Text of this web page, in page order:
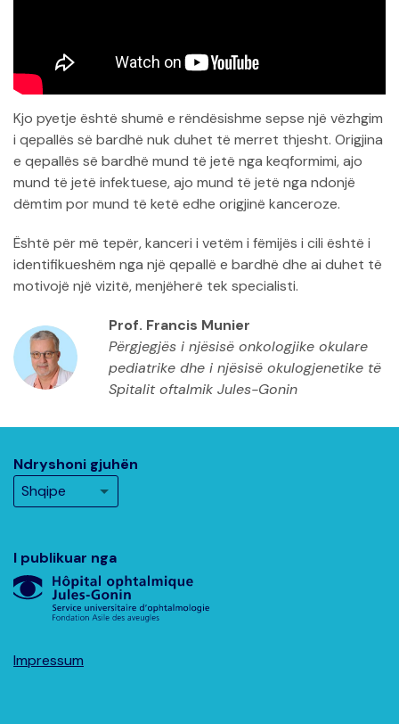
Kjo pyetje është shumë e rëndësishme sepse një vëzhgim
i qepallës së bardhë nuk duhet të merret thjesht. Origjina
e qepallës së bardhë mund të jetë nga keqformimi, ajo
mund të jetë infektuese, ajo mund të jetë nga ndonjë
dëmtim por mund të ketë edhe origjinë kanceroze.
Është për më tepër, kanceri i vetëm i fëmijës i cili është i
identifikueshëm nga një qepallë e bardhë dhe ai duhet të
motivojë një vizitë, menjëherë tek specialisti.
Prof. Francis Munier
Përgjegjës i njësisë onkologjike okulare
pediatrike dhe i njësisë okulogjenetike të
Spitalit oftalmik Jules-Gonin
I publikuar nga
Impressum
Ndryshoni gjuhën